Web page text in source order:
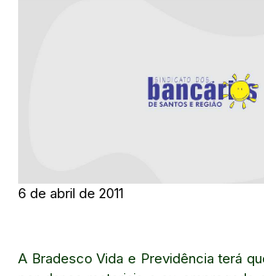
6 de abril de 2011
A Bradesco Vida e Previdência terá